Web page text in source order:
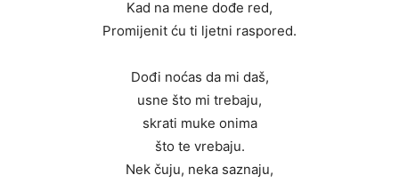
Kad na mene dođe red,
Promijenit ću ti ljetni raspored.
Dođi noćas da mi daš,
usne što mi trebaju,
skrati muke onima
što te vrebaju.
Nek čuju, neka saznaju,